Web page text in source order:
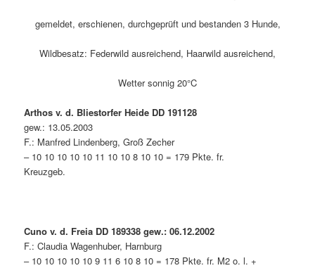
gemeldet, erschienen, durchgeprüft und bestanden 3 Hunde,
Wildbesatz: Federwild ausreichend, Haarwild ausreichend,
Wetter sonnig 20°C
Arthos v. d. Bliestorfer Heide DD 191128
gew.: 13.05.2003
F.: Manfred Lindenberg, Groß Zecher
– 10 10 10 10 10 11 10 10 8 10 10 = 179 Pkte. fr.
Kreuzgeb.
Cuno v. d. Freia DD 189338 gew.: 06.12.2002
F.: Claudia Wagenhuber, Harnburg
– 10 10 10 10 10 9 11 6 10 8 10 = 178 Pkte. fr. M2 o. l. +